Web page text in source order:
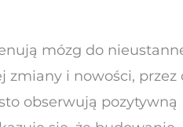
mózg do
zmiany i nowości, przez
obserwują pozytywną